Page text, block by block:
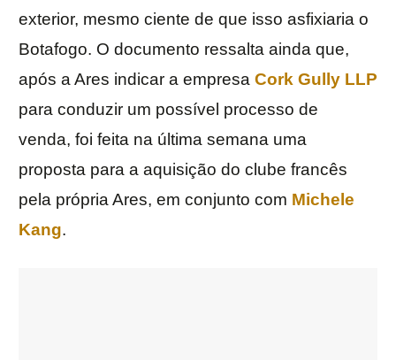
exterior, mesmo ciente de que isso asfixiaria o
Botafogo. O documento ressalta ainda que,
após a Ares indicar a empresa Cork Gully LLP
para conduzir um possível processo de
venda, foi feita na última semana uma
proposta para a aquisição do clube francês
pela própria Ares, em conjunto com Michele
Kang.